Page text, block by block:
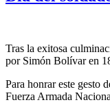
Tras la exitosa
por Simón Bolívar en
Para honrar este gesto
Fuerza Armada